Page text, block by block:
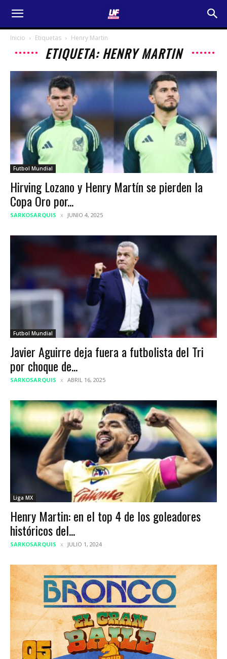
Inicio Etiquetas Henry Martin
ETIQUETA: HENRY MARTIN
Futbol Mundial
Hirving Lozano y Henry Martín se pierden la
Copa Oro por...
SARKOSARQUIS JUNIO 4, 2025
Futbol Mundial
Javier Aguirre deja fuera a futbolista del Tri
por choque de...
SARKOSARQUIS ABRIL 16, 2025
Liga MX
Henry Martin: en el top 4 de los goleadores
históricos del...
SARKOSARQUIS JULIO 1, 2024